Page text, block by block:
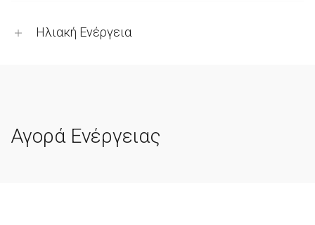
Ηλιακή Ενέργεια
Αγορά Ενέργειας